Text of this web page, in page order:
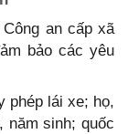
an cấp xã
bảo các yêu
phép lái xe; họ,
năm sinh; quốc